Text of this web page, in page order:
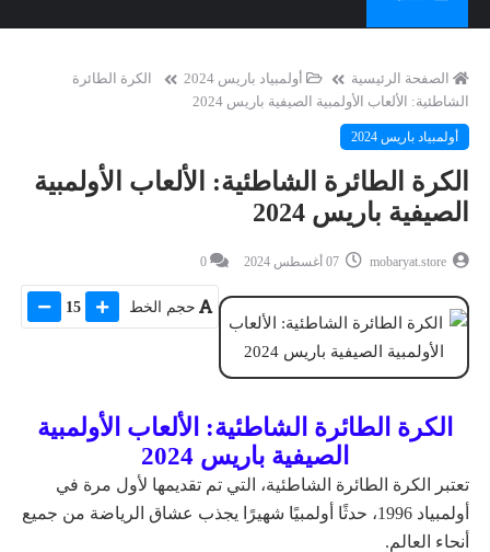
الصفحة الرئيسية أولمبياد باريس 2024
الكرة الطائرة
الشاطئية: الألعاب الأولمبية الصيفية باريس 2024
أولمبياد باريس 2024
الكرة الطائرة الشاطئية: الألعاب الأولمبية
الصيفية باريس 2024
mobaryat.store
0
حجم الخط 15
الكرة الطائرة الشاطئية: الألعاب الأولمبية
الصيفية باريس 2024
تعتبر الكرة الطائرة الشاطئية، التي تم تقديمها لأول مرة في
أولمبياد 1996، حدثًا أولمبيًا شهيرًا يجذب عشاق الرياضة من جميع
أنحاء العالم.